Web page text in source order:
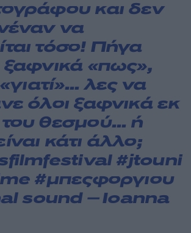
και δεν
να
τόσο! Πήγα
ξαφνικά «πως»,
«γιατί»… λες να
όλοι ξαφνικά εκ
θεσμού… ή
κάτι άλλο;
#jtouni
#μπεςφοργιου
sound – Ioanna